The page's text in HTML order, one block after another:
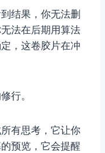
结果，你无法删
法在后期用算法
，这卷胶片在冲
行。
有思考，它让你
预览，它会提醒